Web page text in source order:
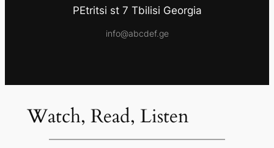
PEtritsi st 7 Tbilisi Georgia
info@abcdef.ge
Watch, Read, Listen